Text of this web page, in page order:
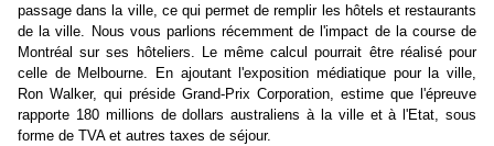
passage dans la ville, ce qui permet de remplir les hôtels et restaurants
de la ville. Nous vous parlions récemment de l'impact de la course de
Montréal sur ses hôteliers. Le même calcul pourrait être réalisé pour
celle de Melbourne. En ajoutant l'exposition médiatique pour la ville,
Ron Walker, qui préside Grand-Prix Corporation, estime que l'épreuve
rapporte 180 millions de dollars australiens à la ville et à l'Etat, sous
forme de TVA et autres taxes de séjour.